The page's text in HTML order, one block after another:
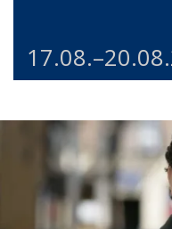
17.08.–